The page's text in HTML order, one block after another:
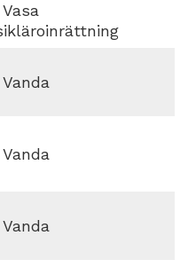
Vasa
Vanda
Vanda
Vanda